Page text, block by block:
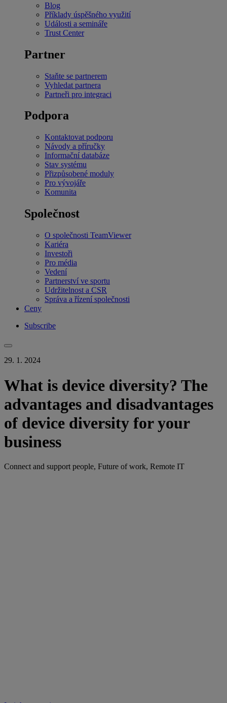
Blog
Příklady úspěšného využití
Události a semináře
Trust Center
Partner
Staňte se partnerem
Vyhledat partnera
Partneři pro integraci
Podpora
Kontaktovat podporu
Návody a příručky
Informační databáze
Stav systému
Přizpůsobené moduly
Pro vývojáře
Komunita
Společnost
O společnosti TeamViewer
Kariéra
Investoři
Pro média
Vedení
Partnerství ve sportu
Udržitelnost a CSR
Správa a řízení společnosti
Ceny
Subscribe
29. 1. 2024
What is device diversity? The
advantages and disadvantages
of device diversity for your
business
Connect and support people, Future of work, Remote IT